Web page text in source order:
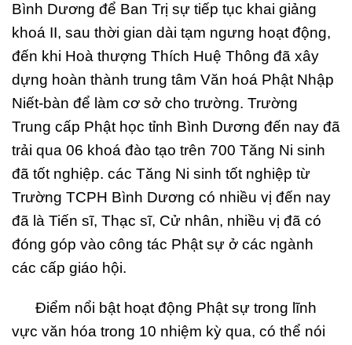
Bình Dương để Ban Trị sự tiếp tục khai giảng
khoá II, sau thời gian dài tạm ngưng hoạt động,
đến khi Hoà thượng Thích Huệ Thông đã xây
dựng hoàn thành trung tâm Văn hoá Phật Nhập
Niết-bàn để làm cơ sở cho trường. Trường
Trung cấp Phật học tỉnh Bình Dương đến nay đã
trải qua 06 khoá đào tạo trên 700 Tăng Ni sinh
đã tốt nghiệp. các Tăng Ni sinh tốt nghiệp từ
Trường TCPH Bình Dương có nhiều vị đến nay
đã là Tiến sĩ, Thạc sĩ, Cử nhân, nhiều vị đã có
đóng góp vào công tác Phật sự ở các ngành
các cấp giáo hội.
Điểm nổi bật hoạt động Phật sự trong lĩnh
vực văn hóa trong 10 nhiệm kỳ qua, có thể nói